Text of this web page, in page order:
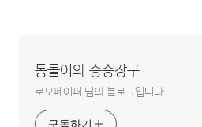
동돌이와 승승장구
로모페이퍼 님의 블로그입니다.
구독하기